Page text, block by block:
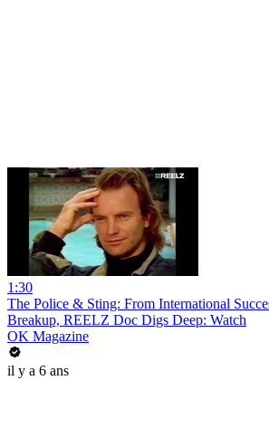
1:30
The Police & Sting: From International
Breakup, REELZ Doc Digs Deep: Watch
OK Magazine
il y a 6 ans